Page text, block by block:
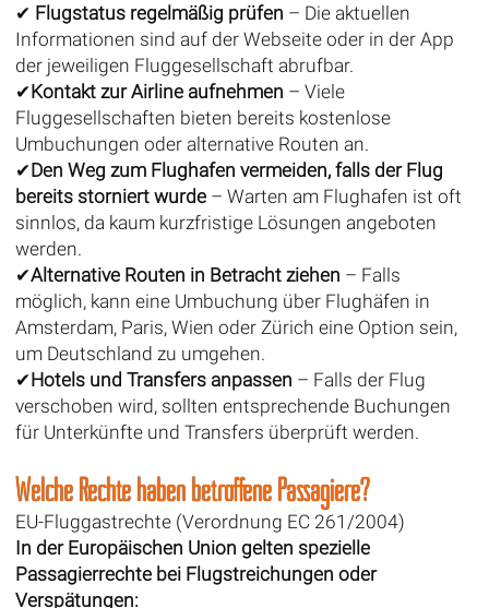
✔ Flugstatus regelmäßig prüfen – Die aktuellen
Informationen sind auf der Webseite oder in der App
der jeweiligen Fluggesellschaft abrufbar.
✔Kontakt zur Airline aufnehmen – Viele
Fluggesellschaften bieten bereits kostenlose
Umbuchungen oder alternative Routen an.
✔Den Weg zum Flughafen vermeiden, falls der Flug
bereits storniert wurde– Warten am Flughafen ist oft
sinnlos, da kaum kurzfristige Lösungen angeboten
werden.
✔Alternative Routen in Betracht ziehen – Falls
möglich, kann eine Umbuchung über Flughäfen in
Amsterdam, Paris, Wien oder Zürich eine Option sein,
um Deutschland zu umgehen.
✔Hotels und Transfers anpassen – Falls der Flug
verschoben wird, sollten entsprechende Buchungen
für Unterkünfte und Transfers überprüft werden.
Welche Rechte haben betroffene Passagiere?
EU-Fluggastrechte (Verordnung EC 261/2004)
In der Europäischen Union gelten spezielle
Passagierrechte bei Flugstreichungen oder
Verspätungen: